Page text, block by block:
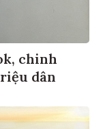
chinh
dân